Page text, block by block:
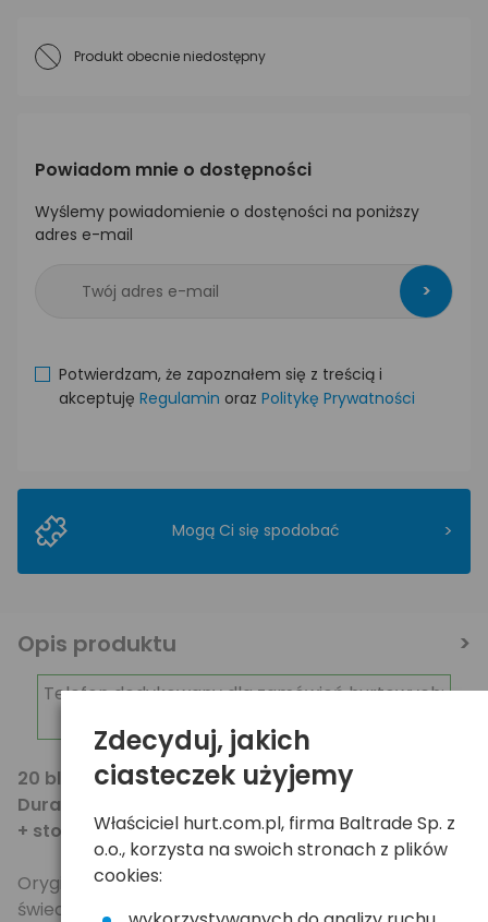
Produkt obecnie niedostępny
Powiadom mnie o dostępności
Wyślemy powiadomienie o dostęności na poniższy
adres e-mail
>
Potwierdzam, że zapoznałem się z treścią i
akceptuję Regulamin oraz Politykę Prywatności
Mogą Ci się spodobać >
Opis produktu
Telefon dedykowany dla zamówień hurtowych:
20 blistrów (80 sztuk) baterii alkalicznych
Duracell
+ stojak na baterie gratis!
Oryginalny produkt jednego z największych na
świecie producentów baterii
Zdecyduj, jakich
ciasteczek użyjemy
Właściciel hurt.com.pl, firma Baltrade Sp. z
o.o., korzysta na swoich stronach z plików
cookies: